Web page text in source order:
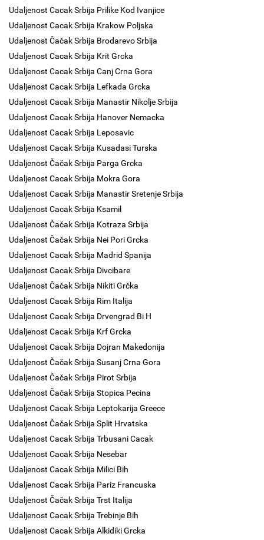
Udaljenost Cacak Srbija Prilike Kod Ivanjice
Udaljenost Cacak Srbija Krakow Poljska
Udaljenost Čačak Srbija Brodarevo Srbija
Udaljenost Cacak Srbija Krit Grcka
Udaljenost Cacak Srbija Canj Crna Gora
Udaljenost Cacak Srbija Lefkada Grcka
Udaljenost Cacak Srbija Manastir Nikolje Srbija
Udaljenost Cacak Srbija Hanover Nemacka
Udaljenost Cacak Srbija Leposavic
Udaljenost Cacak Srbija Kusadasi Turska
Udaljenost Čačak Srbija Parga Grcka
Udaljenost Cacak Srbija Mokra Gora
Udaljenost Cacak Srbija Manastir Sretenje Srbija
Udaljenost Cacak Srbija Ksamil
Udaljenost Čačak Srbija Kotraza Srbija
Udaljenost Čačak Srbija Nei Pori Grcka
Udaljenost Cacak Srbija Madrid Spanija
Udaljenost Cacak Srbija Divcibare
Udaljenost Čačak Srbija Nikiti Grčka
Udaljenost Cacak Srbija Rim Italija
Udaljenost Cacak Srbija Drvengrad Bi H
Udaljenost Cacak Srbija Krf Grcka
Udaljenost Cacak Srbija Dojran Makedonija
Udaljenost Čačak Srbija Susanj Crna Gora
Udaljenost Čačak Srbija Pirot Srbija
Udaljenost Čačak Srbija Stopica Pecina
Udaljenost Cacak Srbija Leptokarija Greece
Udaljenost Čačak Srbija Split Hrvatska
Udaljenost Cacak Srbija Trbusani Cacak
Udaljenost Cacak Srbija Nesebar
Udaljenost Cacak Srbija Milici Bih
Udaljenost Cacak Srbija Pariz Francuska
Udaljenost Čačak Srbija Trst Italija
Udaljenost Cacak Srbija Trebinje Bih
Udaljenost Cacak Srbija Alkidiki Grcka